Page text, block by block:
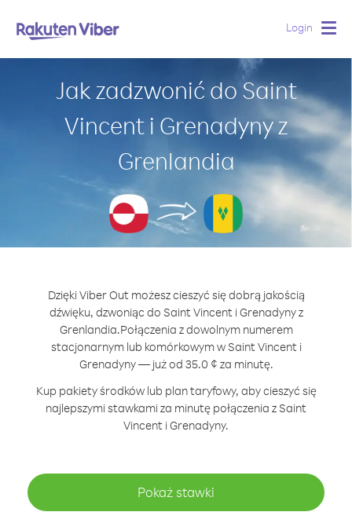
Login
Jak zadzwonić do Saint
Vincent i Grenadyny z
Grenlandia
Dzięki Viber Out możesz cieszyć się dobrą jakością
dźwięku, dzwoniąc do Saint Vincent i Grenadyny z
Grenlandia.Połączenia z dowolnym numerem
stacjonarnym lub komórkowym w Saint Vincent i
Grenadyny — już od 35.0 ¢ za minutę.
Kup pakiety środków lub plan taryfowy, aby cieszyć się
najlepszymi stawkami za minutę połączenia z Saint
Vincent i Grenadyny.
Pokaż stawki